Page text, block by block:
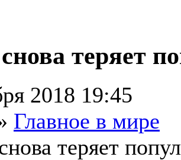
теряет
2018 19:45
Главное в мире